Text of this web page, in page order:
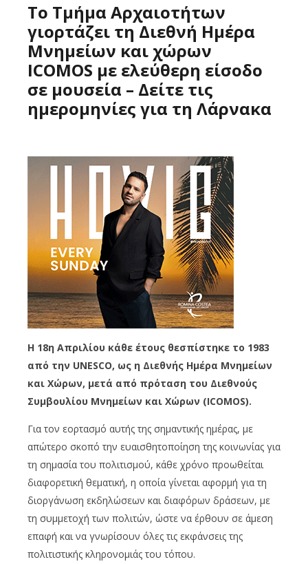
Το Τμήμα Αρχαιοτήτων
γιορτάζει τη Διεθνή Ημέρα
Μνημείων και χώρων
ICOMOS με ελεύθερη είσοδο
σε μουσεία – Δείτε τις
ημερομηνίες για τη Λάρνακα
Η 18η Απριλίου κάθε έτους θεσπίστηκε το 1983
από την UNESCO, ως η Διεθνής Ημέρα Μνημείων
και Χώρων, μετά από πρόταση του Διεθνούς
Συμβουλίου Μνημείων και Χώρων (ICOMOS).
Για τον εορτασμό αυτής της σημαντικής ημέρας, με
απώτερο σκοπό την ευαισθητοποίηση της κοινωνίας για
τη σημασία του πολιτισμού, κάθε χρόνο προωθείται
διαφορετική θεματική, η οποία γίνεται αφορμή για τη
διοργάνωση εκδηλώσεων και διαφόρων δράσεων, με
τη συμμετοχή των πολιτών, ώστε να έρθουν σε άμεση
επαφή και να γνωρίσουν όλες τις εκφάνσεις της
πολιτιστικής κληρονομιάς του τόπου.